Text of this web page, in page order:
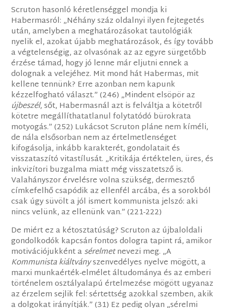
Scruton hasonló kéretlenséggel mondja ki
Habermasról: „Néhány száz oldalnyi ilyen fejtegetés
után, amelyben a meghatározásokat tautológiák
nyelik el, azokat újabb meghatározások, és így tovább
a végtelenségig, az olvasónak az az egyre sürgetőbb
érzése támad, hogy jó lenne már eljutni ennek a
dolognak a velejéhez. Mit mond hát Habermas, mit
kellene tennünk? Erre azonban nem kapunk
kézzelfogható választ.” (246) „Mindent elsöpör az
újbeszél, sőt, Habermasnál azt is felváltja a kötetről
kötetre megállíthatatlanul folytatódó bürokrata
motyogás.” (252) Lukácsot Scruton pláne nem kíméli,
de nála elsősorban nem az értelmetlenséget
kifogásolja, inkább karakterét, gondolatait és
visszataszító vitastílusát. „Kritikája értéktelen, üres, és
inkvizítori buzgalma miatt még visszatetsző is.
Valahányszor érvelésre volna szükség, dermesztő
címkefelhő csapódik az ellenfél arcába, és a sorokból
csak úgy süvölt a jól ismert kommunista jelszó: aki
nincs velünk, az ellenünk van.” (221-222)
De miért ez a kétosztatúság? Scruton az újbaloldali
gondolkodók kapcsán fontos dologra tapint rá, amikor
motivációjukként asérelmetnevezi meg. „A
Kommunista kiáltványszenvedélyes nyelve mögött, a
marxi munkaérték-elmélet áltudománya és az emberi
történelem osztályalapú értelmezése mögött ugyanaz
az érzelem sejlik fel: sértettség azokkal szemben, akik